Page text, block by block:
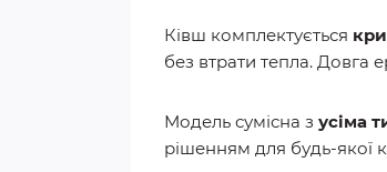
Ківш комплектується
без втрати тепла. Довга
Модель сумісна з усіма
рішенням для будь-якої